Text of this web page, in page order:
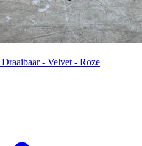
- Velvet - Roze